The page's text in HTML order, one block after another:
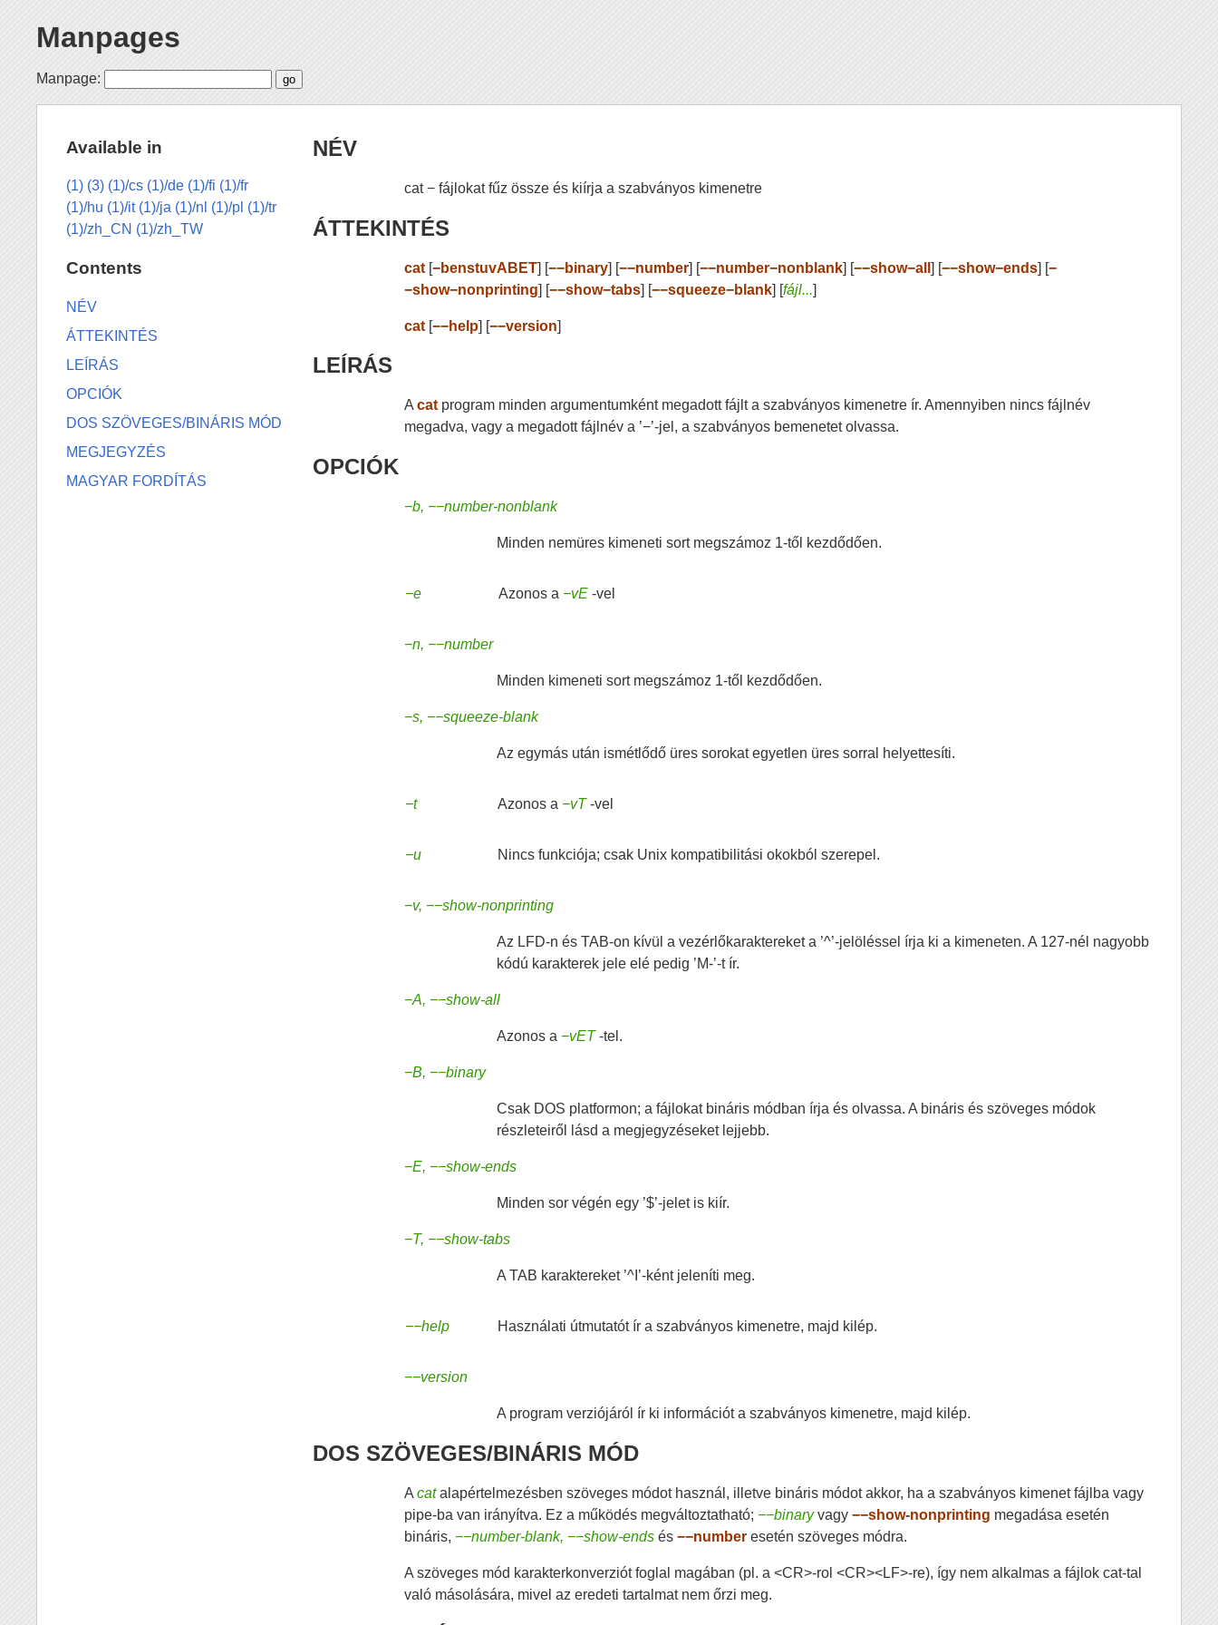
Manpages
Manpage:
NÉV
cat − fájlokat fűz össze és kiírja a szabványos kimenetre
ÁTTEKINTÉS
cat [−benstuvABET] [−−binary] [−−number] [−−number−nonblank] [−−show−all] [−−show−ends] [−
−show−nonprinting] [−−show−tabs] [−−squeeze−blank] [fájl...]
cat [−−help] [−−version]
LEÍRÁS
Acat program minden argumentumként megadott fájlt a szabványos kimenetre ír. Amennyiben nincs fájlnév
megadva, vagy a megadott fájlnév a ’−’-jel, a szabványos bemenetet olvassa.
OPCIÓK
−b, −−number-nonblank
Minden nemüres kimeneti sort megszámoz 1-től kezdődően.
−e Azonos a −vE-vel
−n, −−number
Minden kimeneti sort megszámoz 1-től kezdődően.
−s, −−squeeze-blank
Az egymás után ismétlődő üres sorokat egyetlen üres sorral helyettesíti.
−t Azonos a −vT-vel
−u Nincs funkciója; csak Unix kompatibilitási okokból szerepel.
−v, −−show-nonprinting
Az LFD-n és TAB-on kívül a vezérlőkaraktereket a ’^’-jelöléssel írja ki a kimeneten. A 127-nél nagyobb
kódú karakterek jele elé pedig ’M-’-t ír.
−A, −−show-all
Azonos a −vET-tel.
−B, −−binary
Csak DOS platformon; a fájlokat bináris módban írja és olvassa. A bináris és szöveges módok
részleteiről lásd a megjegyzéseket lejjebb.
−E, −−show-ends
Minden sor végén egy ’$’-jelet is kiír.
−T, −−show-tabs
A TAB karaktereket ’^I’-ként jeleníti meg.
−−help Használati útmutatót ír a szabványos kimenetre, majd kilép.
−−version
A program verziójáról ír ki információt a szabványos kimenetre, majd kilép.
DOS SZÖVEGES/BINÁRIS MÓD
Acatalapértelmezésben szöveges módot használ, illetve bináris módot akkor, ha a szabványos kimenet fájlba vagy
pipe-ba van irányítva. Ez a működés megváltoztatható; −−binaryvagy−−show-nonprinting megadása esetén
bináris, −−number-blank, −−show-ends és−−number esetén szöveges módra.
A szöveges mód karakterkonverziót foglal magában (pl. a <CR>-rol <CR><LF>-re), így nem alkalmas a fájlok cat-tal
való másolására, mivel az eredeti tartalmat nem őrzi meg.
Available in
(1) (3) (1)/cs (1)/de (1)/fi (1)/fr
(1)/hu (1)/it (1)/ja (1)/nl (1)/pl (1)/tr
(1)/zh_CN (1)/zh_TW
Contents
NÉV
ÁTTEKINTÉS
LEÍRÁS
OPCIÓK
DOS SZÖVEGES/BINÁRIS MÓD
MEGJEGYZÉS
MAGYAR FORDÍTÁS